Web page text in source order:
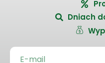
Dniach